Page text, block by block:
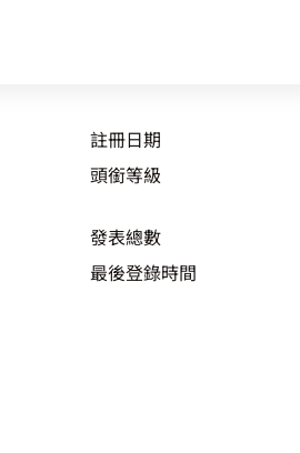
註冊日期
頭銜等級
發表總數
最後登錄時間